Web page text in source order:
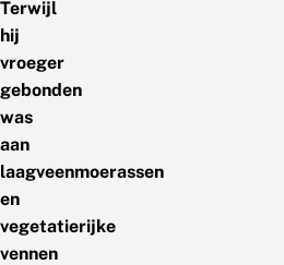
Terwijl
hij
vroeger
gebonden
was
aan
laagveenmoerassen
en
vegetatierijke
vennen